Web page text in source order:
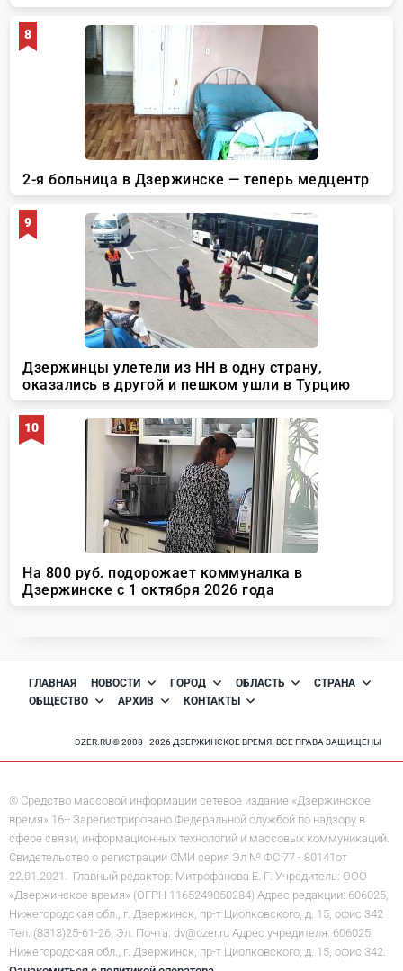
ГЛАВНАЯ НОВОСТИ ГОРОД ОБЛАСТЬ
СТРАНА
ОБЩЕСТВО
АРХИВ КОНТАКТЫ
DZER.RU © 2008 - 2026 ДЗЕРЖИНСКОЕ ВРЕМЯ. ВСЕ ПРАВА ЗАЩИЩЕНЫ
© Средство массовой информации сетевое издание «Дзержинское
время» 16+ Зарегистрировано Федеральной службой по надзору в
сфере связи, информационных технологий и массовых коммуникаций.
Свидетельство о регистрации СМИ серия Эл № ФС 77 - 80141от
22.01.2021. Главный редактор: Митрофанова Е. Г. Учредитель: ООО
«Дзержинское время» (ОГРН 1165249050284) Адрес редакции: 606025,
Нижегородская обл., г. Дзержинск, пр-т Циолковского, д. 15, офис 342
Тел. (8313)25-61-26, Эл. Почта: dv@dzer.ru Адрес учредителя: 606025,
Нижегородская обл., г. Дзержинск, пр-т Циолковского, д. 15, офис 342.